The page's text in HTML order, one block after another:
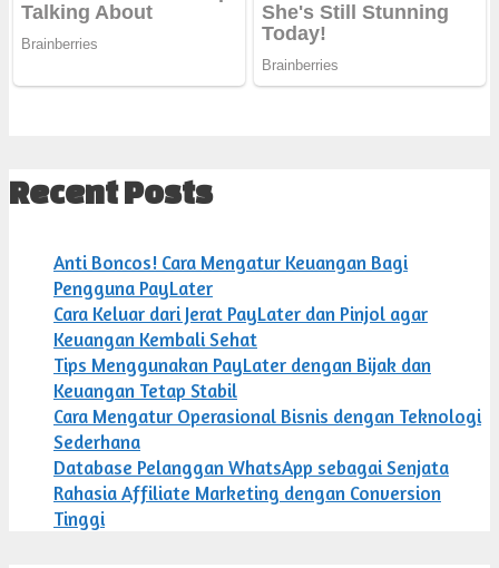
Recent Posts
Anti Boncos! Cara Mengatur Keuangan Bagi
Pengguna PayLater
Cara Keluar dari Jerat PayLater dan Pinjol agar
Keuangan Kembali Sehat
Tips Menggunakan PayLater dengan Bijak dan
Keuangan Tetap Stabil
Cara Mengatur Operasional Bisnis dengan Teknologi
Sederhana
Database Pelanggan WhatsApp sebagai Senjata
Rahasia Affiliate Marketing dengan Conversion
Tinggi